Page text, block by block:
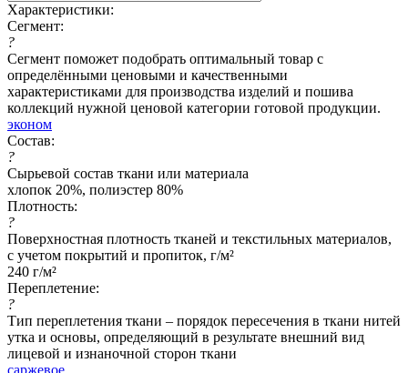
Характеристики:
Сегмент:
?
Сегмент поможет подобрать оптимальный товар с
определёнными ценовыми и качественными
характеристиками для производства изделий и пошива
коллекций нужной ценовой категории готовой продукции.
эконом
Состав:
?
Сырьевой состав ткани или материала
хлопок 20%, полиэстер 80%
Плотность:
?
Поверхностная плотность тканей и текстильных материалов,
с учетом покрытий и пропиток, г/м²
240 г/м²
Переплетение:
?
Тип переплетения ткани – порядок пересечения в ткани нитей
утка и основы, определяющий в результате внешний вид
лицевой и изнаночной сторон ткани
саржевое